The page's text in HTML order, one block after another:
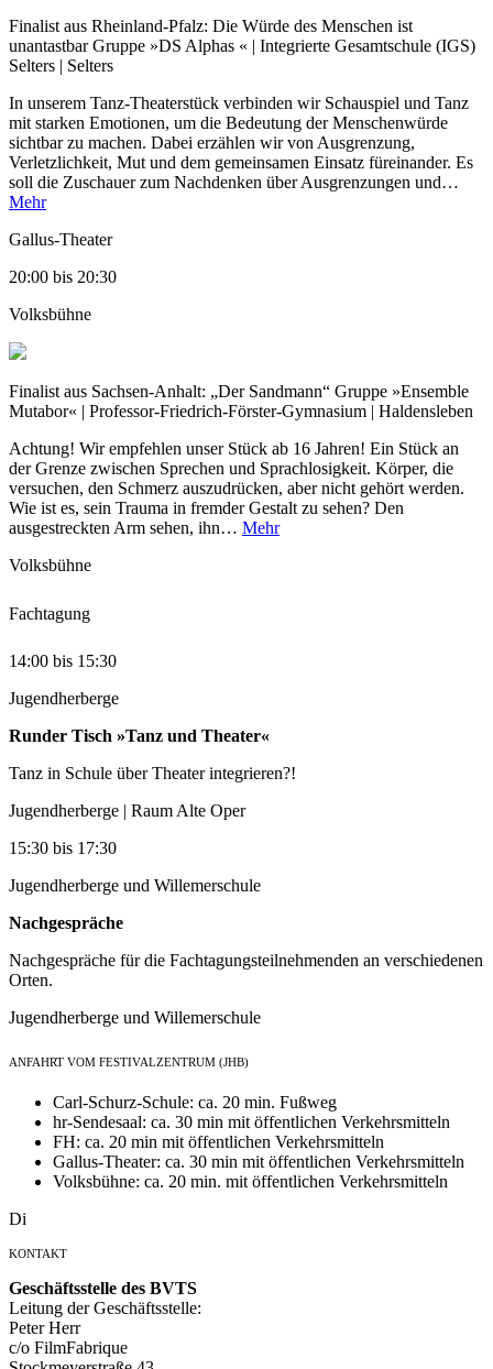
Finalist aus Rheinland-Pfalz: Die Würde des Menschen ist
unantastbarGruppe »DS Alphas « | Integrierte Gesamtschule (IGS)
Selters | Selters
In unserem Tanz-Theaterstück verbinden wir Schauspiel und Tanz
mit starken Emotionen, um die Bedeutung der Menschenwürde
sichtbar zu machen. Dabei erzählen wir von Ausgrenzung,
Verletzlichkeit, Mut und dem gemeinsamen Einsatz füreinander. Es
soll die Zuschauer zum Nachdenken über Ausgrenzungen und…
Mehr
Gallus-Theater
20:00 bis 20:30
Volksbühne
Finalist aus Sachsen-Anhalt: „Der Sandmann“ Gruppe »Ensemble
Mutabor« | Professor-Friedrich-Förster-Gymnasium | Haldensleben
Achtung! Wir empfehlen unser Stück ab 16 Jahren! Ein Stück an
der Grenze zwischen Sprechen und Sprachlosigkeit. Körper, die
versuchen, den Schmerz auszudrücken, aber nicht gehört werden.
Wie ist es, sein Trauma in fremder Gestalt zu sehen? Den
ausgestreckten Arm sehen, ihn… Mehr
Volksbühne
Fachtagung
14:00 bis 15:30
Jugendherberge
Runder Tisch »Tanz und Theater«
Tanz in Schule über Theater integrieren?!
Jugendherberge | Raum Alte Oper
15:30 bis 17:30
Jugendherberge und Willemerschule
Nachgespräche
Nachgespräche für die Fachtagungsteilnehmenden an verschiedenen
Orten.
Jugendherberge und Willemerschule
Anfahrt vom Festivalzentrum (JHB)
Carl-Schurz-Schule: ca. 20 min. Fußweg
hr-Sendesaal: ca. 30 min mit öffentlichen Verkehrsmitteln
FH: ca. 20 min mit öffentlichen Verkehrsmitteln
Gallus-Theater: ca. 30 min mit öffentlichen Verkehrsmitteln
Volksbühne: ca. 20 min. mit öffentlichen Verkehrsmitteln
Di
Kontakt
Geschäftsstelle des BVTS
Leitung der Geschäftsstelle:
Peter Herr
c/o FilmFabrique